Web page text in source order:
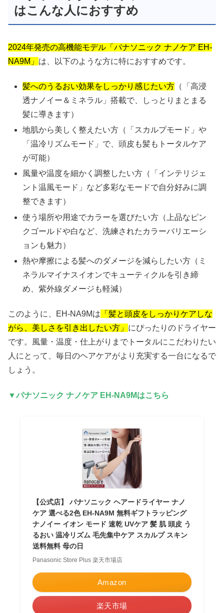
はこんな人におすすめ
2024年発売の高機能モデル「パナソニック ナノケア EH-
NA9M」 は、以下のような方に特におすすめです。
髪へのうるおい効果をしっかり感じたい方 （「高浸
透ナノイー＆ミネラル」搭載で、しっとりまとまる
髪に導きます）
地肌から美しく整えたい方（「スカルプモード」や
「温冷リズムモード」で、頭皮も髪もトータルケア
が可能）
風量や温度を細かく調整したい方（「インテリジェ
ント温風モード」など多彩なモードで自分好みに調
整できます）
使う場所や用途でカラーを選びたい方（上品なピン
クゴールドや白など、洗練されたカラーバリエーシ
ョンも魅力）
熱や摩擦による髪へのダメージを減らしたい方（ミ
ネラルマイナスイオンでキューティクルを引き締
め、紫外線ダメージも軽減）
このように、EH-NA9Mは 「髪と頭皮をしっかりケアしな
がら、美しさを引き出したい方」 にぴったりのドライヤー
です。風量・温度・仕上がりまでトータルにこだわりたい
人にとって、毎日のヘアケアがより充実する一台になるで
しょう。
▼パナソニック ナノケア EH-NA9Mはこちら
【公式店】 パナソニック ヘアードライヤー ナノ
ケア 選べる2色 EH-NA9M 無料ギフトラッピング
ナノイー イオン モード 速乾 UVケア 髪 肌 頭皮 う
るおい 温冷リズム 毛先集中ケア スカルプ スキン
送料無料 母の日
Panasonic Store Plus 楽天市場店
Amazon
楽天市場